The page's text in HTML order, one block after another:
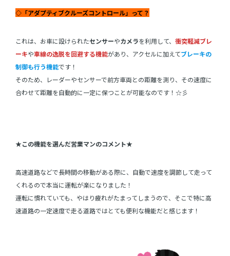
◇「アダプティブクルーズコントロール」って？
これは、お車に設けられたセンサーやカメラを利用して、 衝突軽減ブレ
ーキや車線の逸脱を回避する機能があり、アクセルに加えてブレーキの
制御も行う機能です！
そのため、レーダーやセンサーで前方車両との距離を測り、その速度に
合わせて距離を自動的に一定に保つことが可能なのです！☆彡
★この機能を選んだ営業マンのコメント★
高速道路などで長時間の移動がある際に、自動で速度を調節して走って
くれるので本当に運転が楽になりました！
運転に慣れていても、やはり疲れがたまってしまうので、そこで特に高
速道路の一定速度で走る道路ではとても便利な機能だと感じます！